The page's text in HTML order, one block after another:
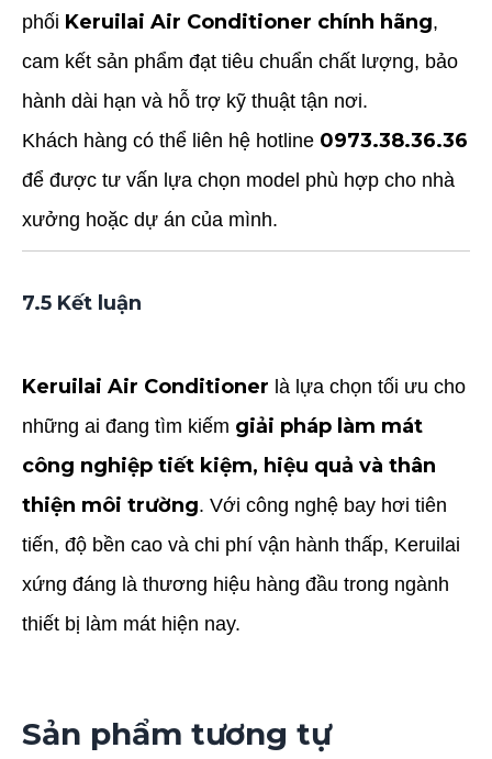
phối Keruilai Air Conditioner chính hãng,
cam kết sản phẩm đạt tiêu chuẩn chất lượng, bảo
hành dài hạn và hỗ trợ kỹ thuật tận nơi.
Khách hàng có thể liên hệ hotline 0973.38.36.36
để được tư vấn lựa chọn model phù hợp cho nhà
xưởng hoặc dự án của mình.
7.5 Kết luận
Keruilai Air Conditioner là lựa chọn tối ưu cho
những ai đang tìm kiếm giải pháp làm mát
công nghiệp tiết kiệm, hiệu quả và thân
thiện môi trường. Với công nghệ bay hơi tiên
tiến, độ bền cao và chi phí vận hành thấp, Keruilai
xứng đáng là thương hiệu hàng đầu trong ngành
thiết bị làm mát hiện nay.
Sản phẩm tương tự